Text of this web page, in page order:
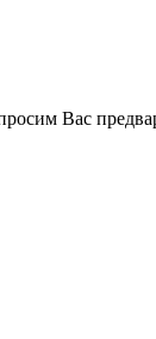
Вас